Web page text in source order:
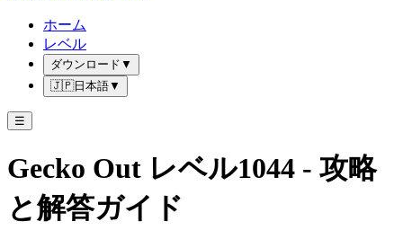
ホーム
レベル
ダウンロード ▼
🇯🇵日本語▼
☰
Gecko Out レベル1044 - 攻略
と解答ガイド